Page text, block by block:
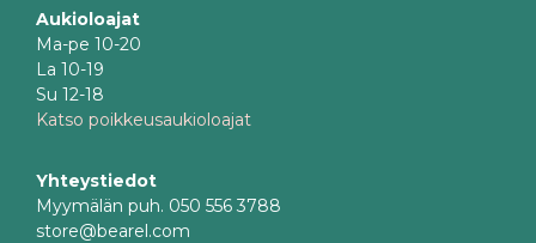
Aukioloajat
Ma-pe 10-20
La 10-19
Su 12-18
Katso poikkeusaukioloajat
Yhteystiedot
Myymälän puh. 050 556 3788
store@bearel.com